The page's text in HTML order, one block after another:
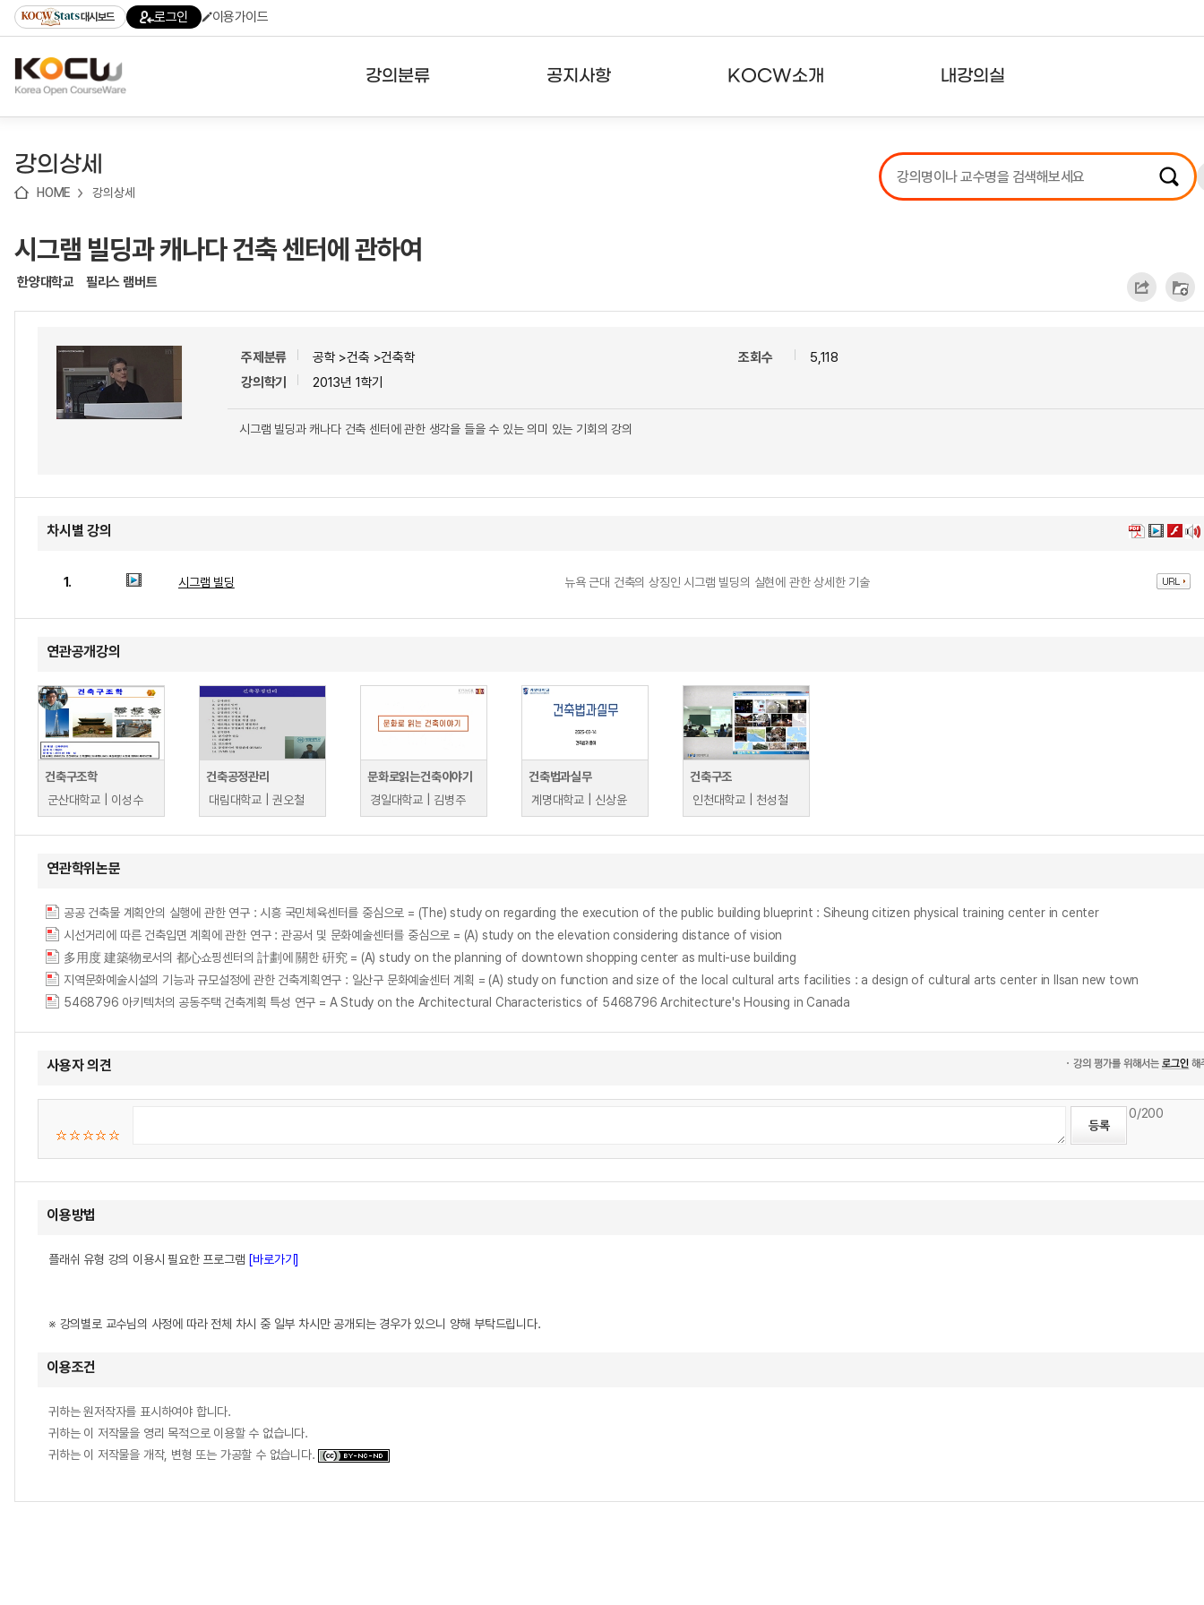
기
기
기
content)
가
대시보드 로그인 이용가이드
강의분류
테마강의
공지사항 KOCW소개 내강의실
강의리스트
수강확인증강의
강의상세
HOME 강의상세
시그램 빌딩과 캐나다 건축 센터에 관하여
한양대학교 필리스 램버트
주제분류
공학 >건축 >건축학
강의학기
2013년 1학기
조회수 5,118
시그램 빌딩과 캐나다 건축 센터에 관한 생각을 들을 수 있는 의미 있는 기회의 강의
차시별 강의
1. 시그램 빌딩 뉴욕 근대 건축의 상징인 시그램 빌딩의 실현에 관한 상세한 기술
연관공개강의
건축구조학
군산대학교 | 이성수
건축공정관리
대림대학교 | 권오철
문화로읽는건축이야기
경일대학교 | 김병주
건축법과실무
계명대학교 | 신상윤
건축구조
인천대학교 | 천성철
연관학위논문
공공 건축물 계획안의 실행에 관한 연구 : 시흥 국민체육센터를 중심으로 = (The) study on regarding the execution of the public building blueprint : Siheung citizen physical training center in center
시선거리에 따른 건축입면 계획에 관한 연구 : 관공서 및 문화예술센터를 중심으로 = (A) study on the elevation considering distance of vision
多用度 建築物로서의 都心쇼핑센터의 計劃에 關한 硏究 = (A) study on the planning of downtown shopping center as multi-use building
지역문화예술시설의 기능과 규모설정에 관한 건축계획연구 : 일산구 문화예술센터 계획 = (A) study on function and size of the local cultural arts facilities : a design of cultural arts center in Ilsan new town
5468796 아키텍처의 공동주택 건축계획 특성 연구 = A Study on the Architectural Characteristics of 5468796 Architecture's Housing in Canada
사용자 의견
0/200
이용방법
플래쉬 유형 강의 이용시 필요한 프로그램 [바로가기]
※ 강의별로 교수님의 사정에 따라 전체 차시 중 일부 차시만 공개되는 경우가 있으니 양해 부탁드립니다.
이용조건
귀하는 원저작자를 표시하여야 합니다.
귀하는 이 저작물을 영리 목적으로 이용할 수 없습니다.
귀하는 이 저작물을 개작, 변형 또는 가공할 수 없습니다.